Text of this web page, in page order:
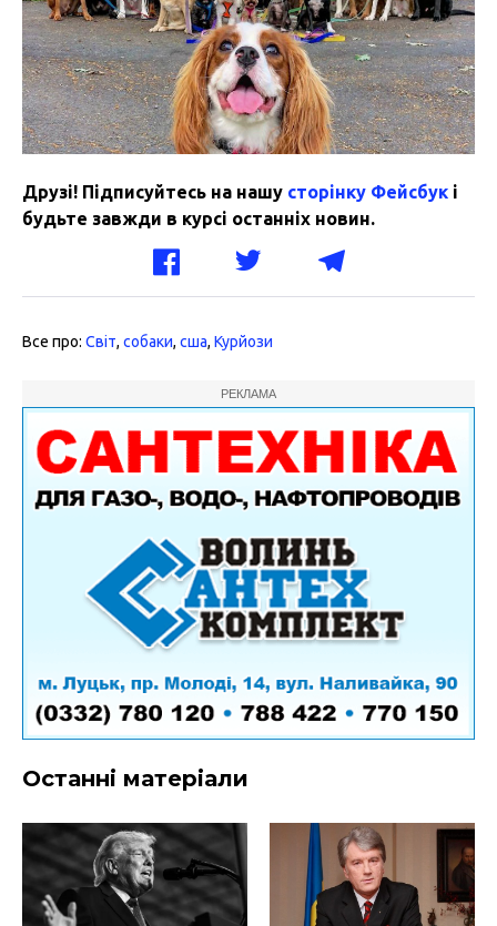
Друзі! Підписуйтесь на нашу сторінку Фейсбук і
будьте завжди в курсі останніх новин.
Все про: Світ, собаки, сша, Курйози
РЕКЛАМА
Останні матеріали